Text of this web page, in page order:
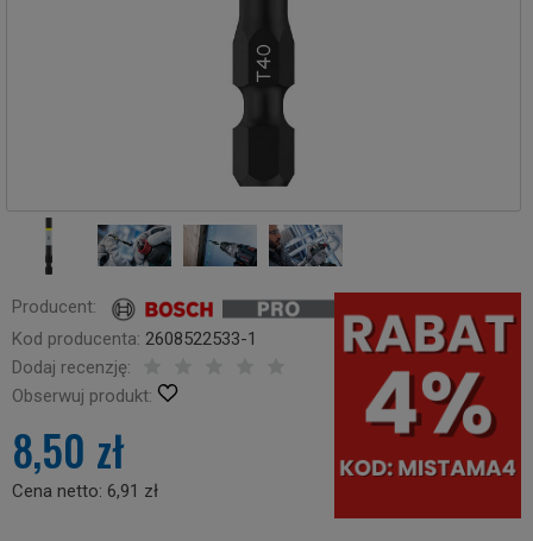
Producent:
Kod producenta: 2608522533-1
Dodaj recenzję:
Obserwuj produkt:
8,50 zł
Cena netto: 6,91 zł